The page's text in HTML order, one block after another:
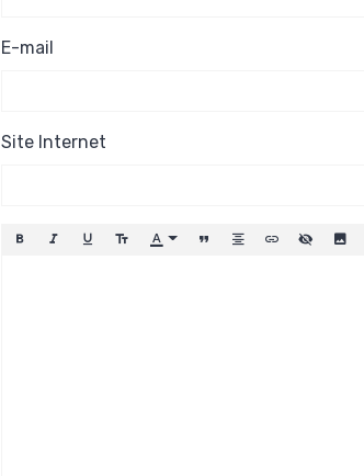
E-mail
Site Internet